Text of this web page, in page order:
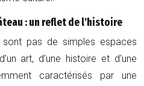
: un reflet de l’histoire
pas de simples espaces
art, d’une histoire et d’une
caractérisés par une